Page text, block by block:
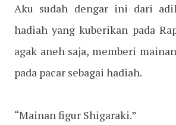
Aku sudah dengar ini dari
hadiah yang kuberikan pada
agak aneh saja, memberi
pada pacar sebagai hadiah.
“Mainan figur Shigaraki.”